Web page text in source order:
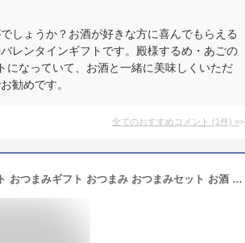
しょうか？お酒が好きな方に喜んでもらえる
レンタインギフトです。殿様するめ・あごの
なっていて、お酒と一緒に美味しくいただ
勧めです。
全てのおすすめコメント (1件) >
【11日1時59分まで3,490円⇒2,617円】 お歳暮ギフト おつまみギフト おつまみ おつまみセット お酒 のつまみ プレゼント 2024 燻製 おつまみ セット 食べ物 食品 広島 内祝い お返し お礼 御歳暮 ギフト 誕生日プレゼント